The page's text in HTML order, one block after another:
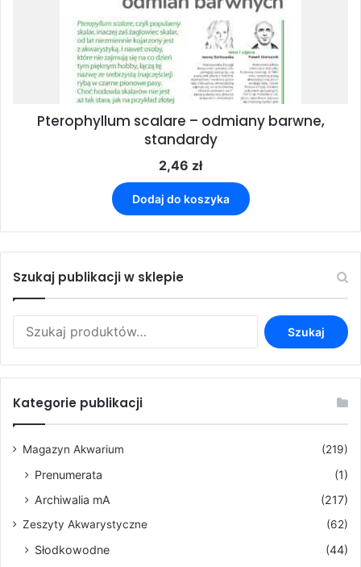
Pterophyllum scalare – odmiany barwne,
standardy
2,46 zł
Dodaj do koszyka
Szukaj publikacji w sklepie
Szukaj
Kategorie publikacji
Magazyn Akwarium (219)
Prenumerata
(1)
Archiwalia mA
(217)
Zeszyty Akwarystyczne (62)
Słodkowodne
(44)